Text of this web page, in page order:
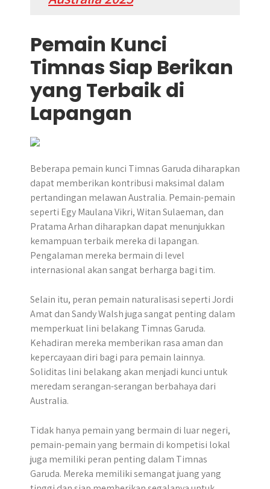
Pemain Kunci
Timnas Siap Berikan
yang Terbaik di
Lapangan
Beberapa pemain kunci Timnas Garuda diharapkan
dapat memberikan kontribusi maksimal dalam
pertandingan melawan Australia. Pemain-pemain
seperti Egy Maulana Vikri, Witan Sulaeman, dan
Pratama Arhan diharapkan dapat menunjukkan
kemampuan terbaik mereka di lapangan.
Pengalaman mereka bermain di level
internasional akan sangat berharga bagi tim.
Selain itu, peran pemain naturalisasi seperti Jordi
Amat dan Sandy Walsh juga sangat penting dalam
memperkuat lini belakang Timnas Garuda.
Kehadiran mereka memberikan rasa aman dan
kepercayaan diri bagi para pemain lainnya.
Soliditas lini belakang akan menjadi kunci untuk
meredam serangan-serangan berbahaya dari
Australia.
Tidak hanya pemain yang bermain di luar negeri,
pemain-pemain yang bermain di kompetisi lokal
juga memiliki peran penting dalam Timnas
Garuda. Mereka memiliki semangat juang yang